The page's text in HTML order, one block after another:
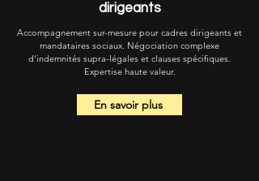
dirigeants
Accompagnement sur-mesure pour cadres dirigeants et
mandataires sociaux. Négociation complexe
d'indemnités supra-légales et clauses spécifiques.
Expertise haute valeur.
En savoir plus